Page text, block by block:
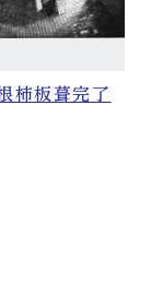
柿板葺完了